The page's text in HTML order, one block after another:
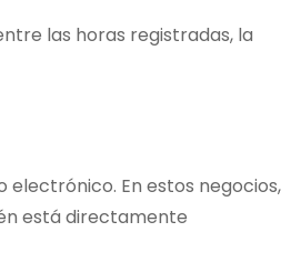
las horas registradas, la
En estos negocios,
está directamente